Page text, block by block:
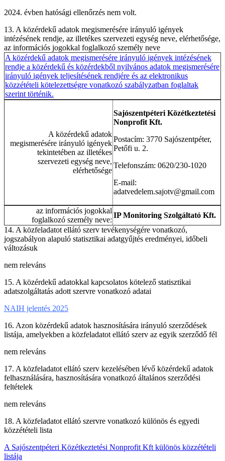
2024. évben hatósági ellenőrzés nem volt.
13. A közérdekű adatok megismerésére irányuló igények
intézésének rendje, az illetékes szervezeti egység neve, elérhetősége,
az információs jogokkal foglalkozó személy neve
A közérdekű adatok megismerésére irányuló igények intézésének
rendje a közérdekű és közérdekből nyilvános adatok megismerésére
irányuló igények teljesítésének rendjére és az elektronikus
közzétételi kötelezettségre vonatkozó szabályzatban foglaltak
szerint történik.
A közérdekű adatok
megismerésére irányuló igények
tekintetében az illetékes
szervezeti egység neve,
elérhetősége
Sajószentpéteri Közétkeztetési
Nonprofit Kft.
Postacím: 3770 Sajószentpéter,
Petőfi u. 2.
Telefonszám: 0620/230-1020
E-mail:
adatvedelem.sajotv@gmail.com
az információs jogokkal
foglalkozó személy neve:
IP Monitoring Szolgáltató Kft.
14. A közfeladatot ellátó szerv tevékenységére vonatkozó,
jogszabályon alapuló statisztikai adatgyűjtés eredményei, időbeli
változásuk
nem releváns
15. A közérdekű adatokkal kapcsolatos kötelező statisztikai
adatszolgáltatás adott szervre vonatkozó adatai
NAIH jelentés 2025
16. Azon közérdekű adatok hasznosítására irányuló szerződések
listája, amelyekben a közfeladatot ellátó szerv az egyik szerződő fél
nem releváns
17. A közfeladatot ellátó szerv kezelésében lévő közérdekű adatok
felhasználására, hasznosítására vonatkozó általános szerződési
feltételek
nem releváns
18. A közfeladatot ellátó szervre vonatkozó különös és egyedi
közzétételi lista
A Sajószentpéteri Közétkeztetési Nonprofit Kft különös közzétételi
listája